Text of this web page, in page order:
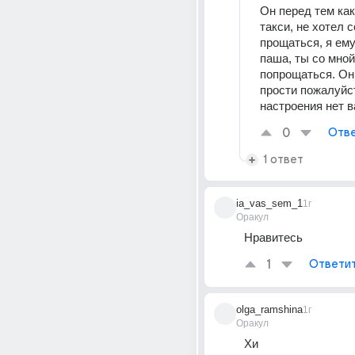
Он перед тем
такси, не хотел
прощаться, я
паша, ты со
попрощаться.
прости
настроения нет
0
1 ответ
ia_vas_sem_1
Оракул
1г
Нравитесь
1
olga_ramshina
Оракул
1г
Хи